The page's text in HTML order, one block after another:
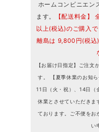
ホームコンビニエン
ます。
【配送料金】
以上(税込)のご購入
離島は 9,800円(税込
【お届け日指定】ご注文
す。 【夏季休業のお知
11日（火・祝）、14日（
休業とさせていただきま
ております。ご不便をお
い